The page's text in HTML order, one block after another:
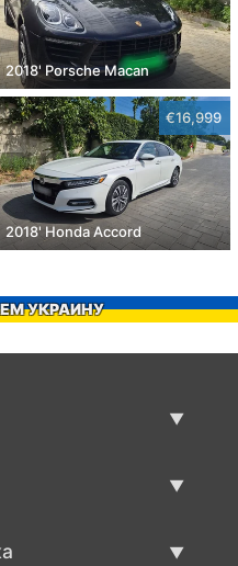
2018' Porsche Macan
€16,999
2018' Honda Accord
УКРАИНУ